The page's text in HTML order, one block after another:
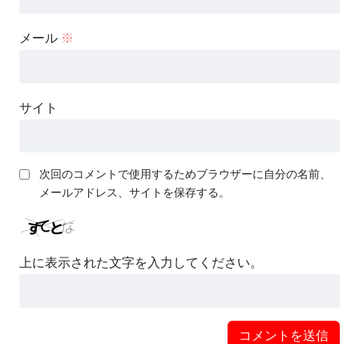
メール ※
サイト
次回のコメントで使用するためブラウザーに自分の名前、
メールアドレス、サイトを保存する。
上に表示された文字を入力してください。